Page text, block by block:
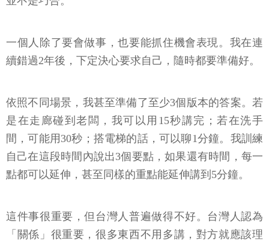
一個人除了要會做事，也要能抓住機會表現。我在連
續錯過2年後，下定決心要求自己，隨時都要準備好。
依照不同場景，我甚至準備了至少3個版本的答案。若
是在走廊碰到老闆，我可以用15秒講完；若在洗手
間，可能用30秒；搭電梯的話，可以聊1分鐘。我訓練
自己在這段時間內說出3個要點，如果還有時間，每一
點都可以延伸，甚至同樣的重點能延伸講到5分鐘。
這件事很重要，但台灣人普遍做得不好。台灣人認為
「關係」很重要，很多東西不用多講，對方就應該理